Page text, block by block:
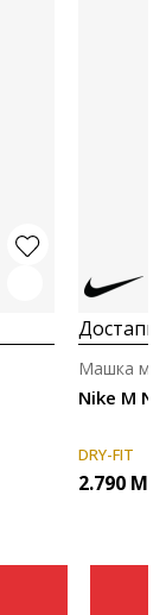
Nike M NK
Машка
DRY-FIT
2.790